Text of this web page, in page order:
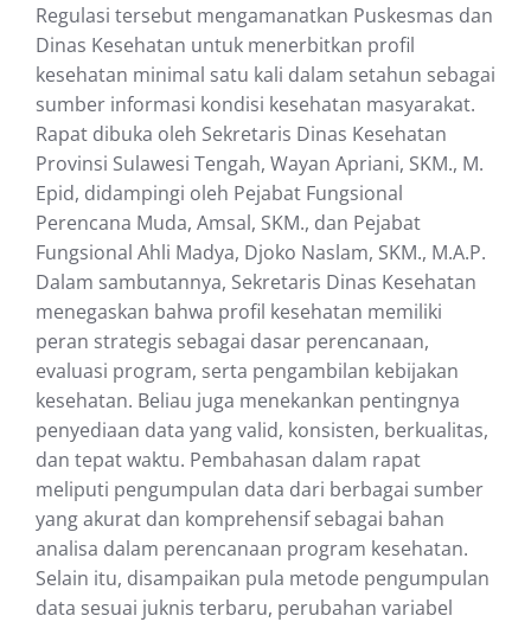
Regulasi tersebut mengamanatkan Puskesmas dan
Dinas Kesehatan untuk menerbitkan profil
kesehatan minimal satu kali dalam setahun sebagai
sumber informasi kondisi kesehatan masyarakat.
Rapat dibuka oleh Sekretaris Dinas Kesehatan
Provinsi Sulawesi Tengah, Wayan Apriani, SKM., M.
Epid, didampingi oleh Pejabat Fungsional
Perencana Muda, Amsal, SKM., dan Pejabat
Fungsional Ahli Madya, Djoko Naslam, SKM., M.A.P.
Dalam sambutannya, Sekretaris Dinas Kesehatan
menegaskan bahwa profil kesehatan memiliki
peran strategis sebagai dasar perencanaan,
evaluasi program, serta pengambilan kebijakan
kesehatan. Beliau juga menekankan pentingnya
penyediaan data yang valid, konsisten, berkualitas,
dan tepat waktu. Pembahasan dalam rapat
meliputi pengumpulan data dari berbagai sumber
yang akurat dan komprehensif sebagai bahan
analisa dalam perencanaan program kesehatan.
Selain itu, disampaikan pula metode pengumpulan
data sesuai juknis terbaru, perubahan variabel